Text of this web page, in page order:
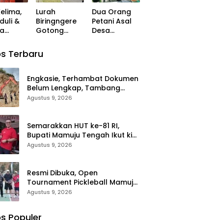
Bareng
Warga
Karossa
Pemersatu
Antar
daerah
&
310
Lurah
Biringngere
Gotong
Lingkungan
RI ke-81
Dua Orang
Petani Asal
Desa
Diduga
“Kennaki
Terbaru
Engkasie, Terhambat Dokumen
Belum Lengkap, Tambang
Lampoko Disanksi Sementara
Agustus 9, 2026
Semarakkan HUT ke-81 RI,
Bupati Mamuju Tengah Ikut ki
Jalan Santai Bareng Warga
Agustus 9, 2026
Resmi Dibuka, Open
Tournament Pickleball Mamuju
Tengah Jadi Ajang Pemersatu
Agustus 9, 2026
Populer